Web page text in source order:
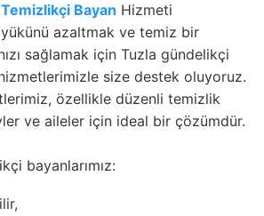
Bayan Hizmeti
azaltmak ve temiz bir
sağlamak için Tuzla gündelikçi
size destek oluyoruz.
özellikle düzenli temizlik
ve aileler için ideal bir çözümdür.
bayanlarımız: